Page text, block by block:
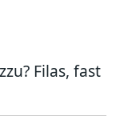
Filas, fast